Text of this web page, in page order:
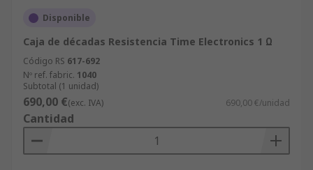
Disponible
Caja de décadas Resistencia Time Electronics 1 Ω
Código RS 617-692
Nº ref. fabric. 1040
Subtotal (1 unidad)
690,00 €(exc. IVA) 690,00 €/unidad
Cantidad